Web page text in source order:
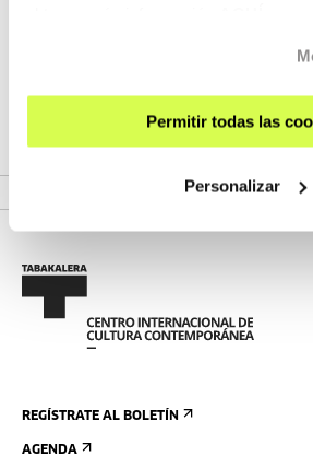
Permitir todas las
Personalizar
REGÍSTRATE AL BOLETÍN
AGENDA